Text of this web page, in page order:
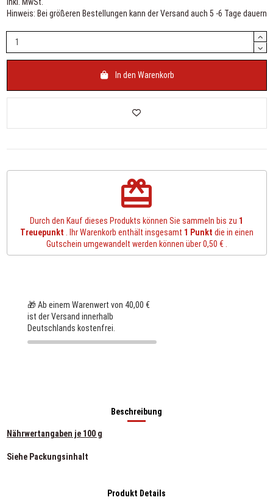
Hinweis: Bei größeren Bestellungen kann der Versand auch 5 -6 Tage dauern
In den Warenkorb
redeem
Durch den Kauf dieses Produkts können Sie sammeln bis zu 1
Treuepunkt . Ihr Warenkorb enthält insgesamt 1 Punkt die in einen
Gutschein umgewandelt werden können über0,50 €.
🎁 Ab einem Warenwert von 40,00 €
ist der Versand innerhalb
Deutschlands kostenfrei.
Beschreibung
Nährwertangaben je 100 g
Siehe Packungsinhalt
Produkt Details